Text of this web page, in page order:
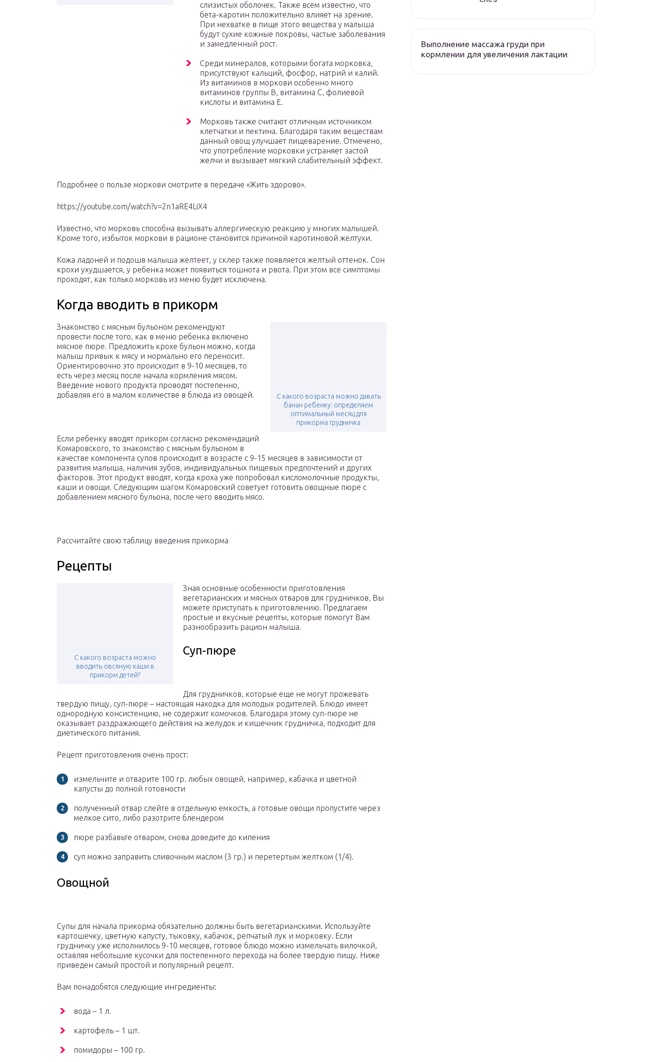
слизистых оболочек. Также всем известно, что
бета-каротин положительно влияет на зрение.
При нехватке в пище этого вещества у малыша
будут сухие кожные покровы, частые заболевания
и замедленный рост.
Среди минералов, которыми богата морковка,
присутствуют кальций, фосфор, натрий и калий.
Из витаминов в моркови особенно много
витаминов группы В, витамина С, фолиевой
кислоты и витамина Е.
Морковь также считают отличным источником
клетчатки и пектина. Благодаря таким веществам
данный овощ улучшает пищеварение. Отмечено,
что употребление морковки устраняет застой
желчи и вызывает мягкий слабительный эффект.
Подробнее о пользе моркови смотрите в передаче «Жить здорово».
https://youtube.com/watch?v=2n1aRE4LiX4
Известно, что морковь способна вызывать аллергическую реакцию у многих малышей.
Кроме того, избыток моркови в рационе становится причиной каротиновой желтухи.
Кожа ладоней и подошв малыша желтеет, у склер также появляется желтый оттенок. Сон
крохи ухудшается, у ребенка может появиться тошнота и рвота. При этом все симптомы
проходят, как только морковь из меню будет исключена.
Когда вводить в прикорм
С какого возраста можно давать
банан ребенку: определяем
оптимальный месяц для
прикорма грудничка
Знакомство с мясным бульоном рекомендуют
провести после того, как в меню ребенка включено
мясное пюре. Предложить крохе бульон можно, когда
малыш привык к мясу и нормально его переносит.
Ориентировочно это происходит в 9-10 месяцев, то
есть через месяц после начала кормления мясом.
Введение нового продукта проводят постепенно,
добавляя его в малом количестве в блюда из овощей.
Если ребенку вводят прикорм согласно рекомендаций
Комаровского, то знакомство с мясным бульоном в
качестве компонента супов происходит в возрасте с 9-15 месяцев в зависимости от
развития малыша, наличия зубов, индивидуальных пищевых предпочтений и других
факторов. Этот продукт вводят, когда кроха уже попробовал кисломолочные продукты,
каши и овощи. Следующим шагом Комаровский советует готовить овощные пюре с
добавлением мясного бульона, после чего вводить мясо.
Рассчитайте свою таблицу введения прикорма
Рецепты
С какого возраста можно
вводить овсяную каши в
прикорм детей?
Зная основные особенности приготовления
вегетарианских и мясных отваров для грудничков, Вы
можете приступать к приготовлению. Предлагаем
простые и вкусные рецепты, которые помогут Вам
разнообразить рацион малыша.
Суп-пюре
Для грудничков, которые еще не могут прожевать
твердую пищу, суп-пюре – настоящая находка для молодых родителей. Блюдо имеет
однородную консистенцию, не содержит комочков. Благодаря этому суп-пюре не
оказывает раздражающего действия на желудок и кишечник грудничка, подходит для
диетического питания.
Рецепт приготовления очень прост:
измельчите и отварите 100 гр. любых овощей, например, кабачка и цветной
капусты до полной готовности
полученный отвар слейте в отдельную емкость, а готовые овощи пропустите через
мелкое сито, либо разотрите блендером
пюре разбавьте отваром, снова доведите до кипения
суп можно заправить сливочным маслом (3 гр.) и перетертым желтком (1/4).
Овощной
Супы для начала прикорма обязательно должны быть вегетарианскими. Используйте
картошечку, цветную капусту, тыковку, кабачок, репчатый лук и морковку. Если
грудничку уже исполнилось 9-10 месяцев, готовое блюдо можно измельчать вилочкой,
оставляя небольшие кусочки для постепенного перехода на более твердую пищу. Ниже
приведен самый простой и популярный рецепт.
Вам понадобятся следующие ингредиенты:
вода – 1 л.
картофель – 1 шт.
помидоры – 100 гр.
Выполнение массажа груди при
кормлении для увеличения лактации